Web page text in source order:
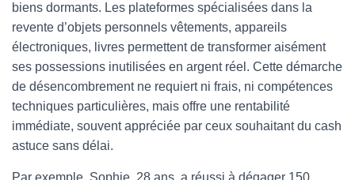
biens dormants. Les plateformes spécialisées dans la
revente d’objets personnels vêtements, appareils
électroniques, livres permettent de transformer aisément
ses possessions inutilisées en argent réel. Cette démarche
de désencombrement ne requiert ni frais, ni compétences
techniques particulières, mais offre une rentabilité
immédiate, souvent appréciée par ceux souhaitant du cash
astuce sans délai.
Par exemple, Sophie, 28 ans, a réussi à dégager 150